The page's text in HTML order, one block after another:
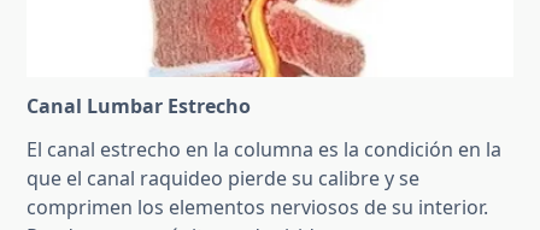
Canal Lumbar Estrecho
El canal estrecho en la columna es la condición en la
que el canal raquideo pierde su calibre y se
comprimen los elementos nerviosos de su interior.